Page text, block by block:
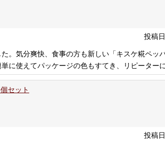
投稿
。気分爽快、食事の方も新しい「キスケ糀ペッ
に使えてパッケージの色もすてき、リピーター
セット
投稿